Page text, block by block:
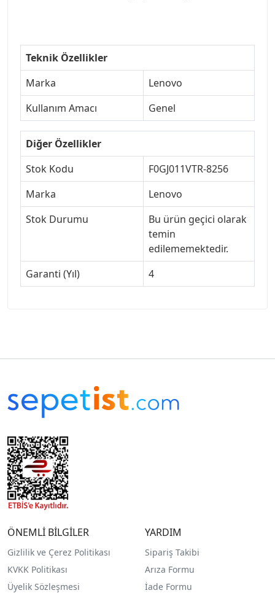
Teknik Özellikler
Marka
Lenovo
Kullanım Amacı
Genel
Diğer Özellikler
Stok Kodu
F0GJ011VTR-8256
Marka
Lenovo
Stok Durumu
Bu ürün geçici olarak
temin
edilememektedir.
Garanti (Yıl)
4
ÖNEMLİ BİLGİLER
Gizlilik ve Çerez Politikası
KVKK Politikası
Üyelik Sözleşmesi
YARDIM
Sipariş Takibi
Arıza Formu
İade Formu